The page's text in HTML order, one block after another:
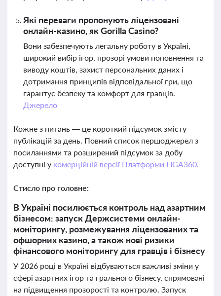
Які переваги пропонують ліцензовані
онлайн-казино, як Gorilla Casino?
Вони забезпечують легальну роботу в Україні,
широкий вибір ігор, прозорі умови поповнення та
виводу коштів, захист персональних даних і
дотримання принципів відповідальної гри, що
гарантує безпеку та комфорт для гравців.
Джерело
Кожне з питань — це короткий підсумок змісту
публікацій за день. Повний список першоджерел з
посиланнями та розширений підсумок за добу
доступні у комерційній версії Платформи LIGA360.
Стисло про головне:
В Україні посилюється контроль над азартним
бізнесом: запуск Держсистеми онлайн-
моніторингу, розмежування ліцензованих та
офшорних казино, а також нові ризики
фінансового моніторингу для гравців і бізнесу
У 2026 році в Україні відбуваються важливі зміни у
сфері азартних ігор та грального бізнесу, спрямовані
на підвищення прозорості та контролю. Запуск